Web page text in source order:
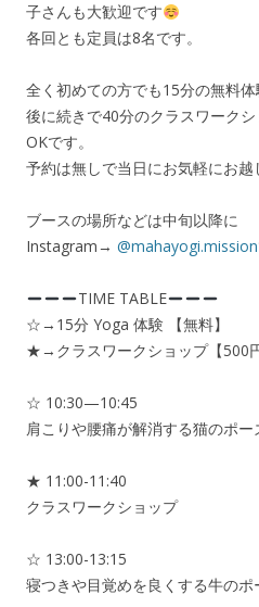
子さんも大歓迎です
各回とも定員は8名です。
全く初めての方でも15分の無料
後に続きで40分のクラスワーク
OKです。
予約は無しで当日にお気軽にお越
ブースの場所などは中旬以降に
Instagram→ @mahayogi.mission
TIME TABLE
☆→15分 Yoga 体験 【無料】
★→ クラスワークショップ【500
☆ 10:30—10:45
肩こりや腰痛が解消する猫のポー
★ 11:00-11:40
クラスワークショップ
☆ 13:00-13:15
寝つきや目覚めを良くする牛のポ